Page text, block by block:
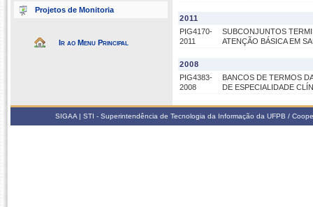
Projetos de Monitoria
Ir ao Menu Principal
2011
PIG4170-
2011
SUBCONJUNTOS
ATENÇÃO BÁSICA EM
2008
PIG4383-
2008
BANCOS DE TERMOS
DE ESPECIALIDADE
SIGAA | STI - Superintendência de Tecnologia da Informação da UFPB /